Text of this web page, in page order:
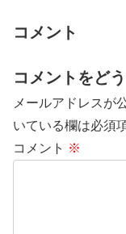
コメント
コメントをど
メールアドレスが
いている欄は必須
コメント ※